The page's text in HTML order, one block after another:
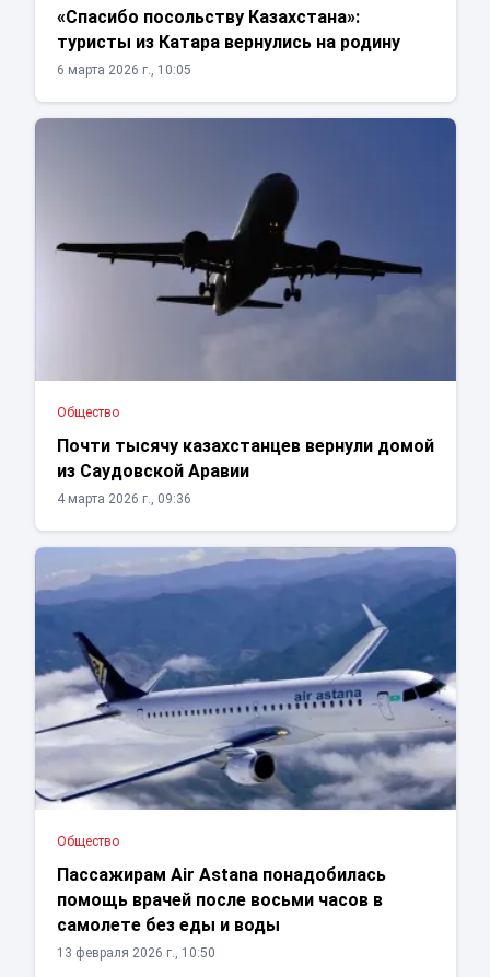
«Спасибо посольству Казахстана»:
туристы из Катара вернулись на родину
6 марта 2026 г., 10:05
Общество
Почти тысячу казахстанцев вернули домой
из Саудовской Аравии
4 марта 2026 г., 09:36
Общество
Пассажирам Air Astana понадобилась
помощь врачей после восьми часов в
самолете без еды и воды
13 февраля 2026 г., 10:50